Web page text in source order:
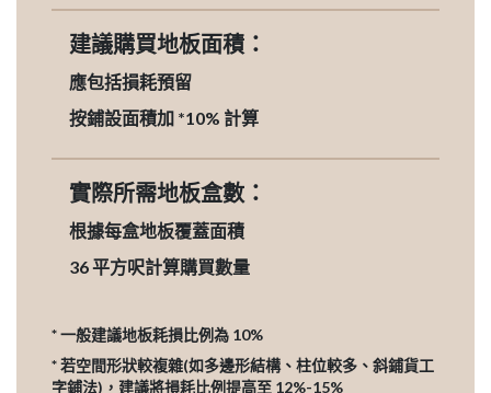
建議購買地板面積：
應包括損耗預留
按鋪設面積加 *10% 計算
實際所需地板盒數：
根據每盒地板覆蓋面積
36平方呎計算購買數量
* 一般建議地板耗損比例為 10%
* 若空間形狀較複雜(如多邊形結構、柱位較多、斜鋪貨工
字鋪法)，建議將損耗比例提高至 12%-15%